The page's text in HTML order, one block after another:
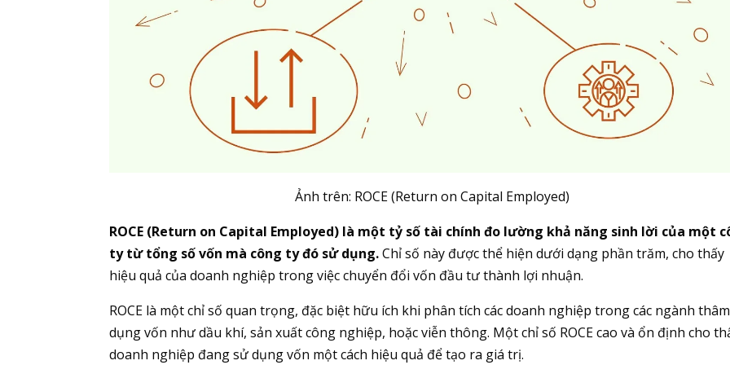
Ảnh trên: ROCE (Return on Capital Employed)
ROCE (Return on Capital Employed) là một tỷ số tài chính đo lường khả năng sinh lời của một
ty từ tổng số vốn mà công ty đó sử dụng.Chỉ số này được thể hiện dưới dạng phần trăm, cho thấy
hiệu quả của doanh nghiệp trong việc chuyển đổi vốn đầu tư thành lợi nhuận.
ROCE là một chỉ số quan trọng, đặc biệt hữu ích khi phân tích các doanh nghiệp trong các ngành thâm
dụng vốn như dầu khí, sản xuất công nghiệp, hoặc viễn thông. Một chỉ số ROCE cao và ổn định cho
doanh nghiệp đang sử dụng vốn một cách hiệu quả để tạo ra giá trị.